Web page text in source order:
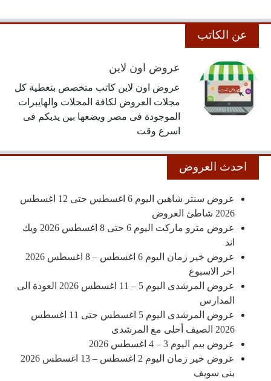
عن الكاتب
عروض اون لاين
عروض اون لاين كاتب متخصص بتغطية كل
مجلات العروض لكافة المحلات والهايبرات
الموجودة فى مصر ويضعها بين يديكم فى
اسرع وقت
احدث العروض
عروض سنتر شاهين اليوم 6 اغسطس حتى 12 اغسطس
2026 شاطئ العروض
عروض مترو ماركت اليوم 6 حتى 8 اغسطس 2026 ويك
اند
عروض خير زمان اليوم 6 اغسطس – 8 اغسطس 2026
اخر الاسبوع
عروض المرشدى اليوم 5 – 11 اغسطس 2026 العودة الى
المدارس
عروض المرشدى اليوم 5 اغسطس حتى 11 اغسطس
2026 الصيف أحلى مع المرشدى
عروض بيم اليوم 3 – 4 اغسطس 2026
عروض خير زمان اليوم 2 اغسطس – 13 اغسطس 2026
بنى سويف